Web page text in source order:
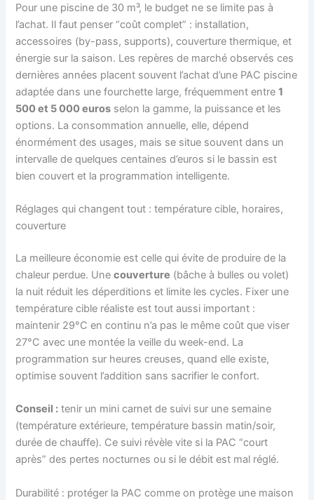
Pour une piscine de 30 m³, le budget ne se limite pas à
l’achat. Il faut penser “coût complet” : installation,
accessoires (by-pass, supports), couverture thermique, et
énergie sur la saison. Les repères de marché observés ces
dernières années placent souvent l’achat d’une PAC piscine
adaptée dans une fourchette large, fréquemment entre1
500 et 5 000 euros selon la gamme, la puissance et les
options. La consommation annuelle, elle, dépend
énormément des usages, mais se situe souvent dans un
intervalle de quelques centaines d’euros si le bassin est
bien couvert et la programmation intelligente.
Réglages qui changent tout : température cible, horaires,
couverture
La meilleure économie est celle qui évite de produire de la
chaleur perdue. Unecouverture (bâche à bulles ou volet)
la nuit réduit les déperditions et limite les cycles. Fixer une
température cible réaliste est tout aussi important :
maintenir 29°C en continu n’a pas le même coût que viser
27°C avec une montée la veille du week-end. La
programmation sur heures creuses, quand elle existe,
optimise souvent l’addition sans sacrifier le confort.
Conseil : tenir un mini carnet de suivi sur une semaine
(température extérieure, température bassin matin/soir,
durée de chauffe). Ce suivi révèle vite si la PAC “court
après” des pertes nocturnes ou si le débit est mal réglé.
Durabilité : protéger la PAC comme on protège une maison